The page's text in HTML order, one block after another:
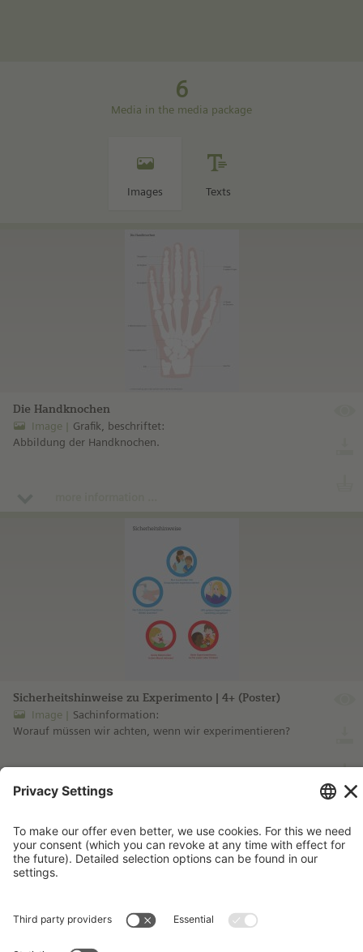
6
Media in the media package
Images Texts
Die Handknochen
Image
Grafik, beschriftet:
Abbildung der Handknochen.
Sicherheitshinweise zu Experimento | 4+ (Poster)
Image
Sachinformation:
Worauf müssen wir achten, wenn wir experimentieren?
more information ...
Imprint